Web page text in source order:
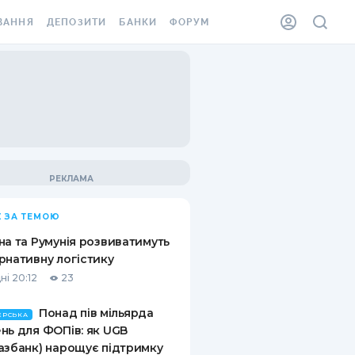
ВІНЬЄТКА
ВІД
ВИПАДКІВ
ДЕПОЗИТИ
ПИТАННЯ ТА ВІДПОВІДІ
ДЕПОЗИТНИЙ КАЛЬКУЛЯТОР
ПУТІВНИКИ ПО
БАНКИ ФОРУМ
ЗА ТЕМОЮ
та Румунія розвиватимуть
логістику
20:12 23
Понад пів мільярда
для ФОПів: як UGB
нарощує підтримку